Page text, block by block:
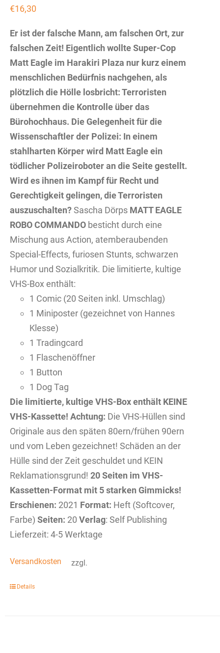
€16,30
Er ist der falsche Mann, am falschen Ort, zur
falschen Zeit! Eigentlich wollte Super-Cop
Matt Eagle im Harakiri Plaza nur kurz einem
menschlichen Bedürfnis nachgehen, als
plötzlich die Hölle losbricht: Terroristen
übernehmen die Kontrolle über das
Bürohochhaus. Die Gelegenheit für die
Wissenschaftler der Polizei: In einem
stahlharten Körper wird Matt Eagle ein
tödlicher Polizeiroboter an die Seite gestellt.
Wird es ihnen im Kampf für Recht und
Gerechtigkeit gelingen, die Terroristen
auszuschalten?Sascha Dörps MATT EAGLE
ROBO COMMANDO besticht durch eine
Mischung aus Action, atemberaubenden
Special-Effects, furiosen Stunts, schwarzen
Humor und Sozialkritik. Die limitierte, kultige
VHS-Box enthält:
1 Comic (20 Seiten inkl. Umschlag)
1 Miniposter (gezeichnet von Hannes
Klesse)
1 Tradingcard
1 Flaschenöffner
1 Button
1 Dog Tag
Die limitierte, kultige VHS-Box enthält KEINE
VHS-Kassette! Achtung: Die VHS-Hüllen sind
Originale aus den späten 80ern/frühen 90ern
und vom Leben gezeichnet! Schäden an der
Hülle sind der Zeit geschuldet und KEIN
Reklamationsgrund! 20 Seiten im VHS-
Kassetten-Format mit 5 starken Gimmicks!
Erschienen: 2021 Format: Heft (Softcover,
Farbe) Seiten: 20 Verlag: Self Publishing
Lieferzeit: 4-5 Werktage
zzgl.
Versandkosten
Details